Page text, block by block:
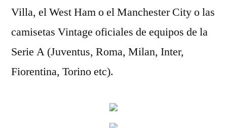
Villa, el West Ham o el Manchester City o las
camisetas Vintage oficiales de equipos de la
Serie A (Juventus, Roma, Milan, Inter,
Fiorentina, Torino etc).